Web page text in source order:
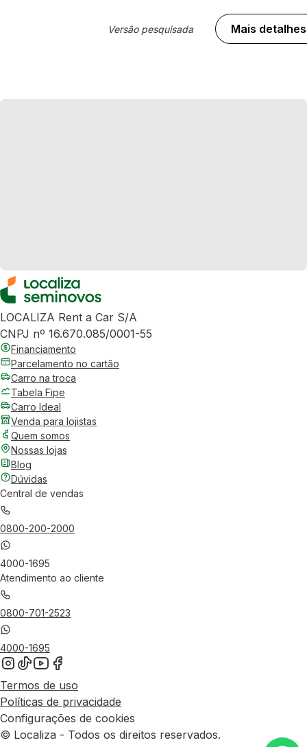
Versão pesquisada Mais detalhes
LOCALIZA Rent a Car S/A
CNPJ nº 16.670.085/0001-55
Financiamento
Parcelamento no cartão
Carro na troca
Tabela Fipe
Carro Ideal
Venda para lojistas
Quem somos
Nossas lojas
Blog
Dúvidas
Central de vendas
0800-200-2000
4000-1695
Atendimento ao cliente
0800-701-2523
4000-1695
Termos de uso
Políticas de privacidade
Configurações de cookies
© Localiza - Todos os direitos reservados.